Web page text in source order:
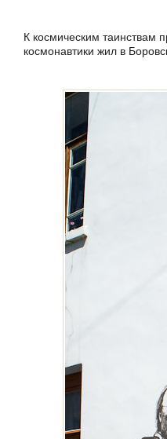
К космическим таинствам
космонавтики жил в